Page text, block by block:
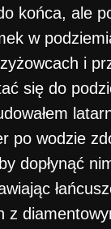
końca, ale
w
i
się do
po wodzie
dopłynąć
z